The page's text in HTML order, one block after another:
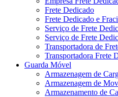
Frete Dedicado
Frete Dedicado e
Serviço de Frete
Serviço de Frete
Transportadora de
Transportadora Frete
Guarda Móvel
Armazenagem de
Armazenagem de
Armazenamento de